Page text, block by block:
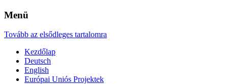
Menü
Tovább az elsődleges tartalomra
Kezdőlap
Deutsch
English
Európai Uniós Projektek